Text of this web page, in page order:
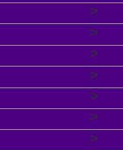
>
>
>
>
>
>
>